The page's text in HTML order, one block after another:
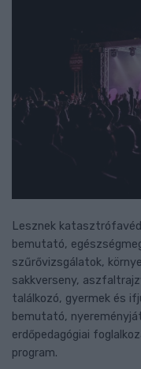
Lesznek
bemutató,
szűrővizsgálatok,
sakkverseny,
találkozó, gyermek és
bemutató,
erdőpedagógiai
program.